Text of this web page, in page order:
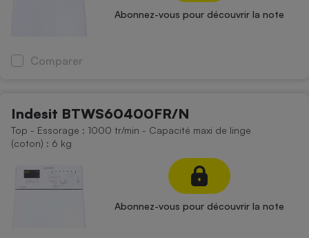
Abonnez-vous pour découvrir la note
Comparer
Indesit BTWS60400FR/N
Top - Essorage : 1000 tr/min - Capacité maxi de linge
(coton) : 6 kg
Abonnez-vous pour découvrir la note